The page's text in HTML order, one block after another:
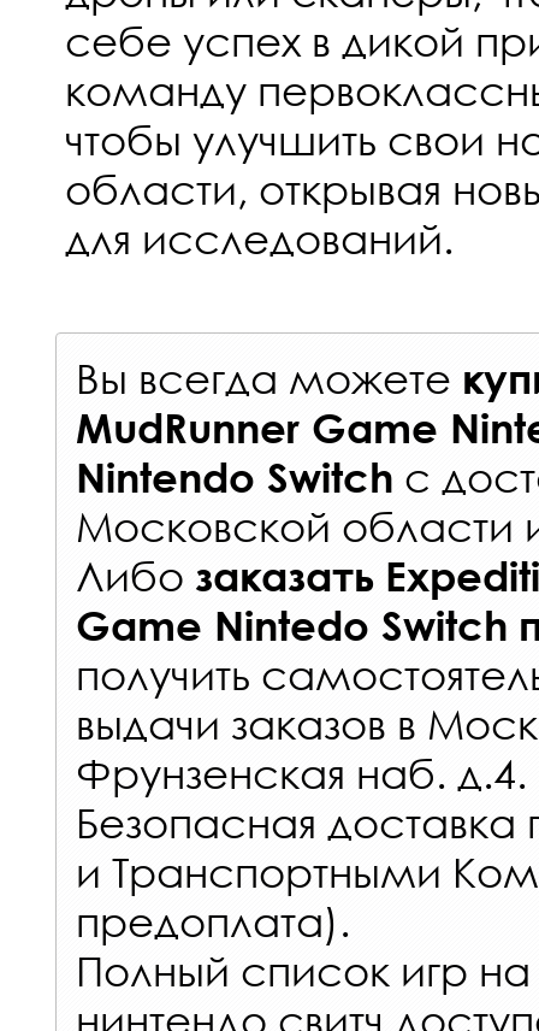
себе успех в дикой
команду
чтобы улучшить свои
области, открывая
для исследований.
Вы всегда можете
MudRunner Game
Nintendo Switch с
Московской области
Либо заказать
Game Nintedo Switch
получить
выдачи заказов в
Фрунзенская наб. д.4.
Безопасная
и Транспортными
предоплата).
Полный список игр
нинтендо свитч